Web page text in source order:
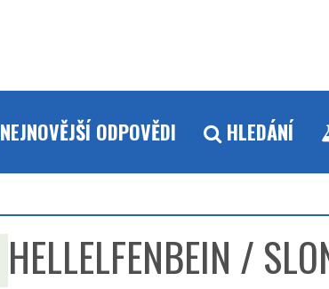
NEJNOVĚJŠÍ ODPOVĚDI HLEDÁNÍ
HELLELFENBEIN /